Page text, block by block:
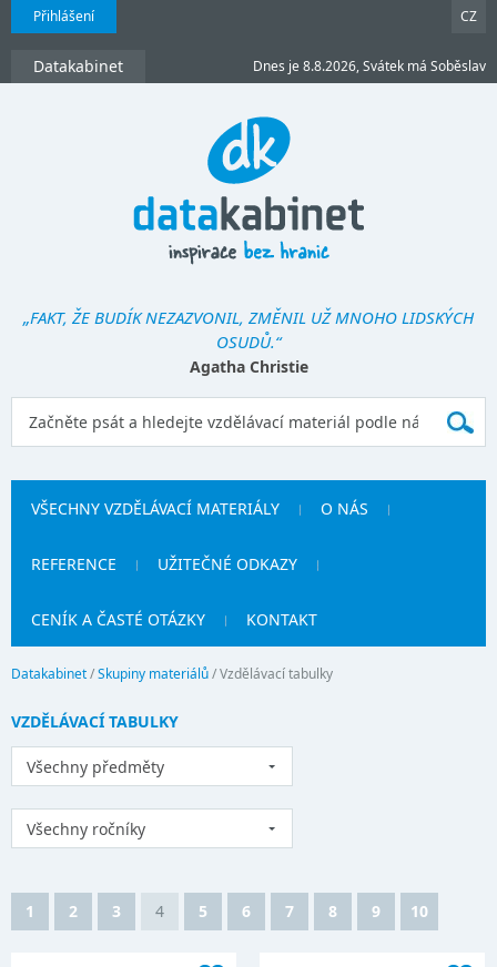
Přihlášení CZ
Datakabinet Dnes je 8.8.2026, Svátek má Soběslav
„FAKT, ŽE BUDÍK NEZAZVONIL, ZMĚNIL UŽ MNOHO LIDSKÝCH
OSUDŮ.“
Agatha Christie
VŠECHNY VZDĚLÁVACÍ MATERIÁLY O NÁS
REFERENCE UŽITEČNÉ ODKAZY
CENÍK A ČASTÉ OTÁZKY KONTAKT
Datakabinet/Skupiny materiálů/Vzdělávací tabulky
VZDĚLÁVACÍ TABULKY
Všechny předměty
Všechny ročníky
1 2 3 4 5 6 7 8 9 10